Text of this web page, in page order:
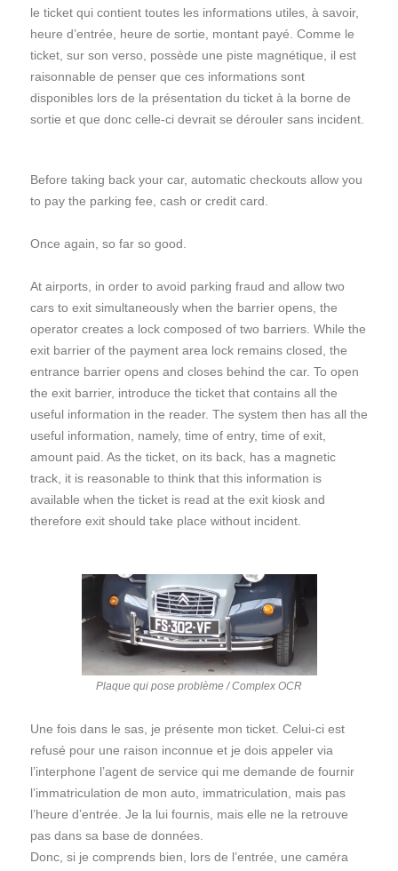
le ticket qui contient toutes les informations utiles, à savoir,
heure d’entrée, heure de sortie, montant payé. Comme le
ticket, sur son verso, possède une piste magnétique, il est
raisonnable de penser que ces informations sont
disponibles lors de la présentation du ticket à la borne de
sortie et que donc celle-ci devrait se dérouler sans incident.
Before taking back your car, automatic checkouts allow you
to pay the parking fee, cash or credit card.
Once again, so far so good.
At airports, in order to avoid parking fraud and allow two
cars to exit simultaneously when the barrier opens, the
operator creates a lock composed of two barriers. While the
exit barrier of the payment area lock remains closed, the
entrance barrier opens and closes behind the car. To open
the exit barrier, introduce the ticket that contains all the
useful information in the reader. The system then has all the
useful information, namely, time of entry, time of exit,
amount paid. As the ticket, on its back, has a magnetic
track, it is reasonable to think that this information is
available when the ticket is read at the exit kiosk and
therefore exit should take place without incident.
Plaque qui pose problème / Complex OCR
Une fois dans le sas, je présente mon ticket. Celui-ci est
refusé pour une raison inconnue et je dois appeler via
l’interphone l’agent de service qui me demande de fournir
l’immatriculation de mon auto, immatriculation, mais pas
l’heure d’entrée. Je la lui fournis, mais elle ne la retrouve
pas dans sa base de données.
Donc, si je comprends bien, lors de l’entrée, une caméra